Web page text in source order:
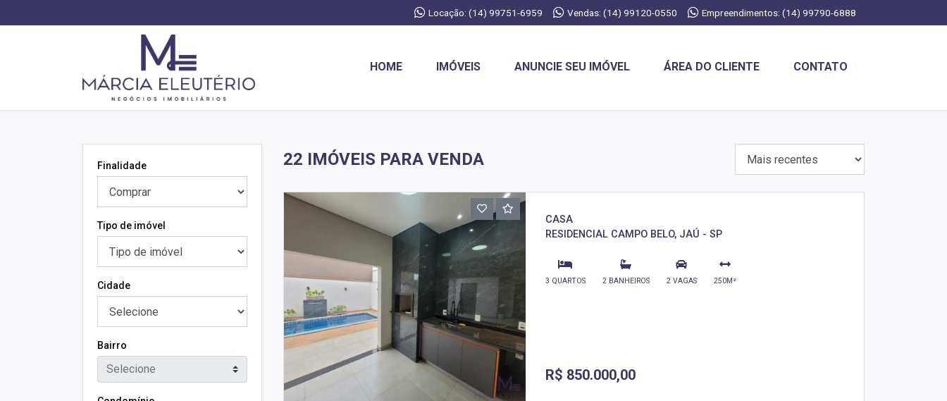
Locação: (14) 99751-6959 Vendas: (14) 99120-0550 Empreendimentos: (14) 99790-6888
HOME IMÓVEIS ANUNCIE SEU IMÓVEL ÁREA DO CLIENTE CONTATO
Finalidade
Tipo de imóvel
Cidade
Bairro
Selecione
22 IMÓVEIS PARA VENDA
CASA
RESIDENCIAL CAMPO BELO, JAÚ - SP
3 QUARTOS 2 BANHEIROS 2 VAGAS 250M²
R$ 850.000,00